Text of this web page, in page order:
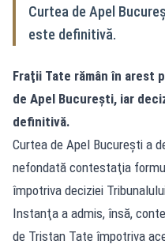
Curtea de Apel
este definitivă.
Fraţii Tate rămân în arest
de Apel Bucureşti, iar
definitivă.
Curtea de Apel Bucureşti a
nefondată contestaţia
împotriva deciziei
Instanţa a admis, însă,
de Tristan Tate împotriva